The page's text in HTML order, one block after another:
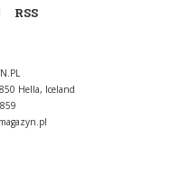
RSS
Hella, Iceland